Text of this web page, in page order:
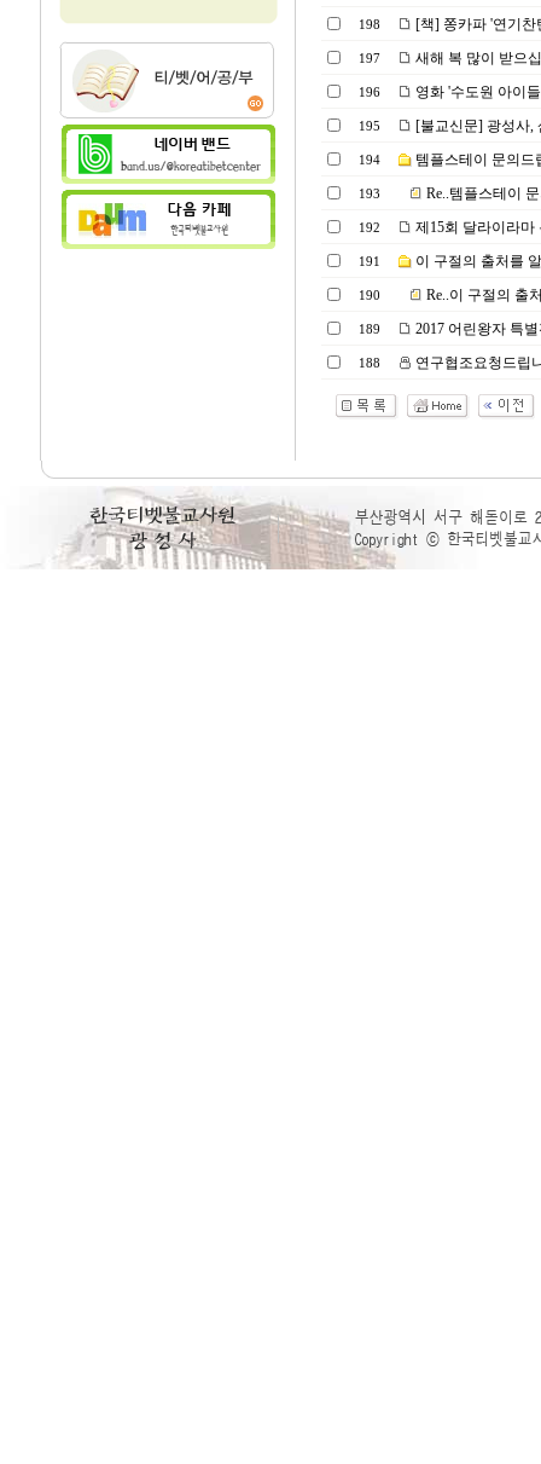
198 [책] 쫑카파 '연기찬
197 새해 복 많이 받으
196 영화 '수도원 아이
195 [불교신문] 광성사,
194 템플스테이 문의드
193 Re..템플스테이
192 제15회 달라이라마
191 이 구절의 출처를
190 Re..이 구절의 출
189 2017 어린왕자 특
188 연구협조요청드립